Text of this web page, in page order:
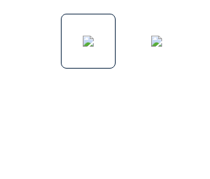
Képgaléria kihagyása